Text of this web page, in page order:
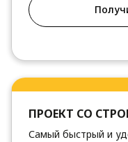
ПРОЕКТ СО
Самый быстрый и